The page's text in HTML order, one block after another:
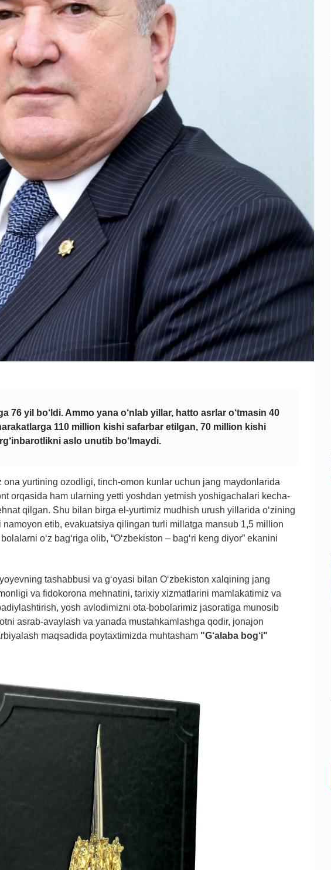
76 yil bo‘ldi. Ammo yana o‘nlab yillar, hatto asrlar o‘tmasin 40
110 million kishi safarbar etilgan, 70 million kishi
aslo unutib bo‘lmaydi.
ona yurtining ozodligi, tinch-omon kunlar uchun jang maydonlarida
orqasida ham ularning yetti yoshdan yetmish yoshigachalari kecha-
qilgan. Shu bilan birga el-yurtimiz mudhish urush yillarida o‘zining
etib, evakuatsiya qilingan turli millatga mansub 1,5 million
o‘z bag‘riga olib, “O‘zbekiston – bag‘ri keng diyor” ekanini
tashabbusi va g‘oyasi bilan O‘zbekiston xalqining jang
va fidokorona mehnatini, tarixiy xizmatlarini mamlakatimiz va
yosh avlodimizni ota-bobolarimiz jasoratiga munosib
asrab-avaylash va yanada mustahkamlashga qodir, jonajon
maqsadida poytaxtimizda muhtasham "G‘alaba bog‘i"